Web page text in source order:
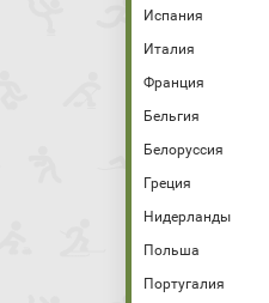
Испания
Италия
Франция
Бельгия
Белоруссия
Греция
Нидерланды
Польша
Португалия